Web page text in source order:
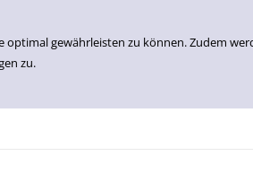
optimal gewährleisten zu können. Zudem
zu.